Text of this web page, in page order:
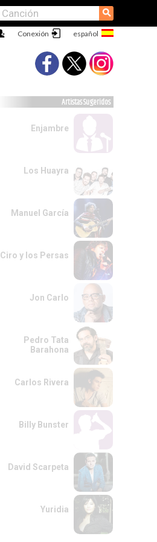
⚲
Conexión
Artistas Sugeridos
Enjambre
Los Huayra
Manuel García
Ciro y los Persas
Jon Carlo
Pedro Tata
Barahona
Carlos Rivera
Billy Bunster
David Scarpeta
Yuridia